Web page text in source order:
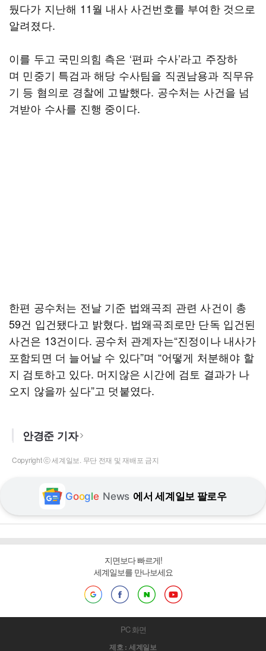
뒀다가 지난해 11월 내사 사건번호를 부여한 것으로
알려졌다.
이를 두고 국민의힘 측은 ‘편파 수사’라고 주장하
며 민중기 특검과 해당 수사팀을 직권남용과 직무유
기 등 혐의로 경찰에 고발했다. 공수처는 사건을 넘
겨받아 수사를 진행 중이다.
한편 공수처는 전날 기준 법왜곡죄 관련 사건이 총
59건 입건됐다고 밝혔다. 법왜곡죄로만 단독 입건된
사건은 13건이다. 공수처 관계자는“진정이나 내사가
포함되면 더 늘어날 수 있다”며 “어떻게 처분해야 할
지 검토하고 있다. 머지않은 시간에 검토 결과가 나
오지 않을까 싶다”고 덧붙였다.
안경준 기자
Copyright ⓒ 세계일보. 무단 전재 및 재배포 금지
Google News 에서 세계일보 팔로우
지면보다 빠르게!
세계일보를 만나보세요
PC 화면
제호 : 세계일보